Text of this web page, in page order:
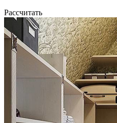
Рассчитать